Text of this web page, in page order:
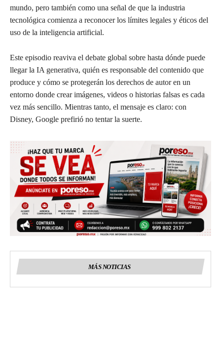
mundo, pero también como una señal de que la industria
tecnológica comienza a reconocer los límites legales y éticos del
uso de la inteligencia artificial.
Este episodio reaviva el debate global sobre hasta dónde puede
llegar la IA generativa, quién es responsable del contenido que
produce y cómo se protegerán los derechos de autor en un
entorno donde crear imágenes, videos o historias falsas es cada
vez más sencillo. Mientras tanto, el mensaje es claro: con
Disney, Google prefirió no tentar la suerte.
MÁS NOTICIAS